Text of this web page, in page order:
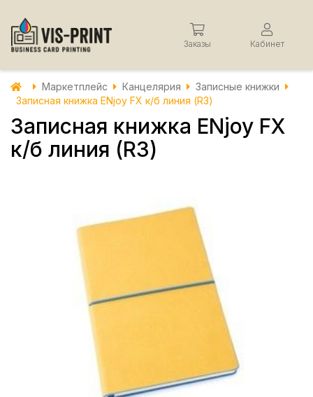
Заказы Кабинет
Маркетплейс Канцелярия
Записные книжки
Записная книжка ENjoy FX к/б линия (R3)
Записная книжка ENjoy FX
к/б линия (R3)